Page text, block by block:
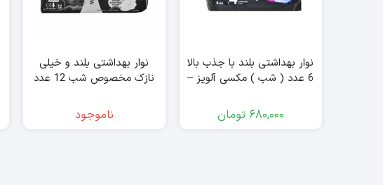
نوار بهداشتی بلند با جذب بالا
6 عدد ( شب ) مکسی آلویز –
680,000 تومان
نوار بهداشتی بلند و خیلی
نازک مخصوص شب 12 عدد
ناموجود